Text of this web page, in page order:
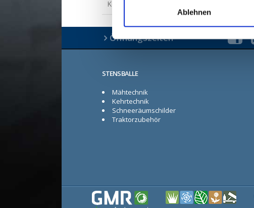
Ablehnen
Kontakt bzgl. Ersatzteile
Öffnungszeiten
STENSBALLE
Mähtechnik
Kehrtechnik
Schneeräumschilder
Traktorzubehör